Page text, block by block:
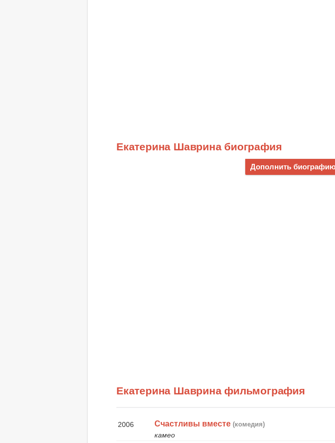
Екатерина Шаврина биография
Дополнить
Екатерина Шаврина фильмография
2006 Счастливы вместе (комедия)
камео